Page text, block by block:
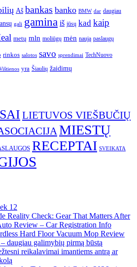
Aš bankas banko BMW dar daugiau
gali gamina iš jūsų kad kaip
metų mln moliūgų mėn naują paslaugų
rinkos salotos savo sprendimai TechNuovo
yra Šiaulių žaidimų
LIETUVOS VIEŠBUČIŲ
MIESTŲ
RECEPTAI SVEIKATA
12
Reality Check: Gear That Matters After
Review – Car Registration Info
Hard Floor Vacuum Mop Review
daugiau galimybių pirmą būstą
reikalavimai imantiems antrą ar